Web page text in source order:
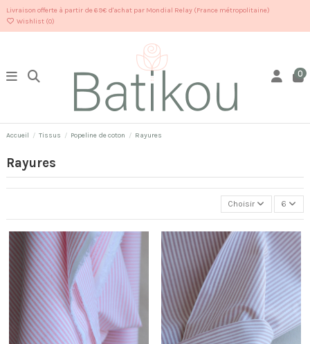
Livraison offerte à partir de 69€ d'achat par Mondial Relay (France métropolitaine)
Wishlist (0)
0
Accueil Tissus Popeline de coton Rayures
Rayures
Choisir 6